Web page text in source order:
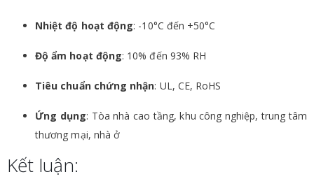
Nhiệt độ hoạt động: -10°C đến +50°C
Độ ẩm hoạt động: 10% đến 93% RH
Tiêu chuẩn chứng nhận: UL, CE, RoHS
Ứng dụng: Tòa nhà cao tầng, khu công nghiệp, trung tâm
thương mại, nhà ở
Kết luận: